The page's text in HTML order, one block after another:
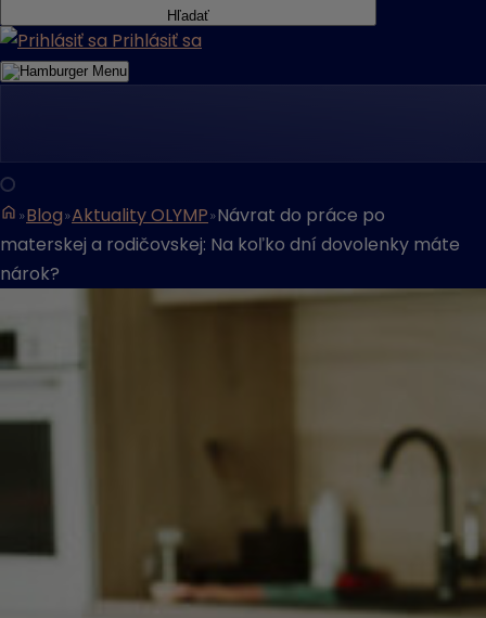
Hľadať
Prihlásiť sa
Menu
Blog Aktuality OLYMP Návrat do práce po
materskej a rodičovskej: Na koľko dní dovolenky máte
nárok?